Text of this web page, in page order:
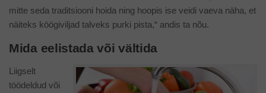
mitte seda traditsiooni hoida ning hoopis ise veidi vaeva näha, et
näiteks köögiviljad talveks purki pista,“ andis ta nõu.
Mida eelistada või vältida
Liigselt
töödeldud või